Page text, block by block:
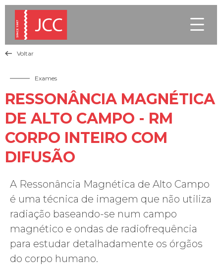

 Voltar
Exames
RESSONÂNCIA MAGNÉTICA
DE ALTO CAMPO - RM
CORPO INTEIRO COM
DIFUSÃO
A Ressonância Magnética de Alto Campo
é uma técnica de imagem que não utiliza
radiação baseando-se num campo
magnético e ondas de radiofrequência
para estudar detalhadamente os órgãos
do corpo humano.